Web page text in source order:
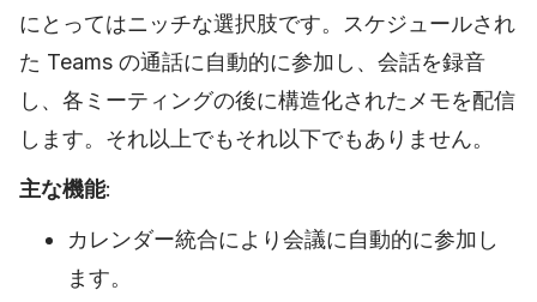
にとってはニッチな選択肢です。スケジュールされ
た Teams の通話に自動的に参加し、会話を録音
し、各ミーティングの後に構造化されたメモを配信
します。それ以上でもそれ以下でもありません。
主な機能:
カレンダー統合により会議に自動的に参加し
ます。